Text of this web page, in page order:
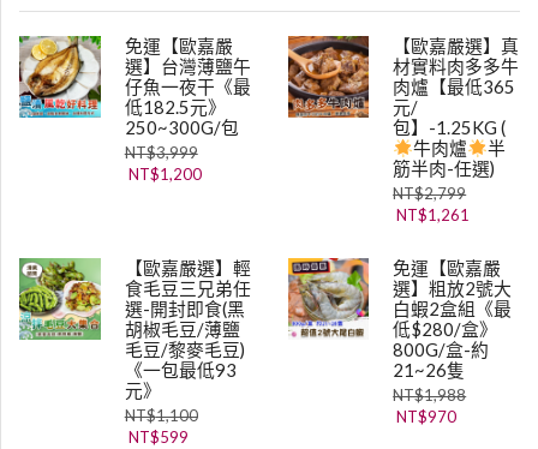
免運【歐嘉嚴
選】台灣薄鹽午
仔魚一夜干《最
低182.5元》
250~300G/包
NT$3,999
NT$1,200
【歐嘉嚴選】真
材實料肉多多牛
肉爐【最低365
元/
包】-1.25KG (
牛肉爐
半
筋半肉-任選)
NT$2,799
NT$1,261
【歐嘉嚴選】輕
食毛豆三兄弟任
選-開封即食(黑
胡椒毛豆/薄鹽
毛豆/黎麥毛豆)
《一包最低93
元》
NT$1,100
NT$599
免運【歐嘉嚴
選】粗放2號大
白蝦2盒組《最
低$280/盒》
800G/盒-約
21~26隻
NT$1,988
NT$970